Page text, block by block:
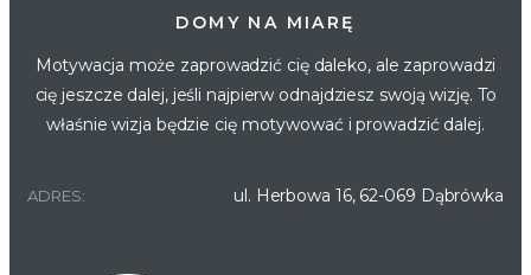
DOMY NA MIARĘ
Motywacja może zaprowadzić cię daleko, ale zaprowadzi
cię jeszcze dalej, jeśli najpierw odnajdziesz swoją wizję. To
właśnie wizja będzie cię motywować i prowadzić dalej.
ADRES: ul. Herbowa 16, 62-069 Dąbrówka